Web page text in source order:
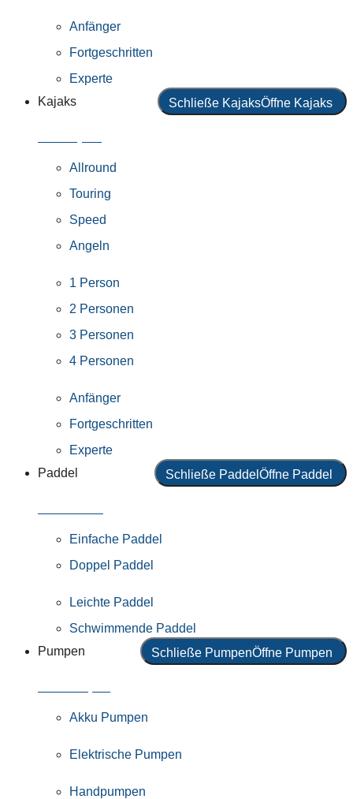
Anfänger
Fortgeschritten
Experte
Kajaks
Schließe KajaksÖffne Kajaks
Allround
Touring
Speed
Angeln
1 Person
2 Personen
3 Personen
4 Personen
Anfänger
Fortgeschritten
Experte
Paddel
Schließe Paddel Öffne Paddel
Einfache Paddel
Doppel Paddel
Leichte Paddel
Schwimmende Paddel
Pumpen
Schließe PumpenÖffne Pumpen
Akku Pumpen
Elektrische Pumpen
Handpumpen